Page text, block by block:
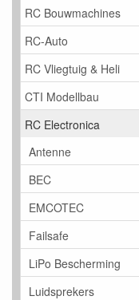
RC Bouwmachines
RC-Auto
RC Vliegtuig & Heli
CTI Modellbau
RC Electronica
Antenne
BEC
EMCOTEC
Failsafe
LiPo Bescherming
Luidsprekers